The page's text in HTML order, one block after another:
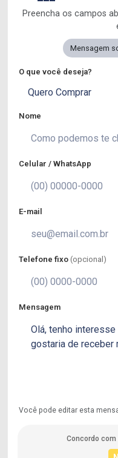
Preencha os campos
Mensagem
O que você deseja?
Quero Comprar
Nome
Celular / WhatsApp
E-mail
Telefone fixo (opcional)
Mensagem
Você pode editar esta
Concordo com